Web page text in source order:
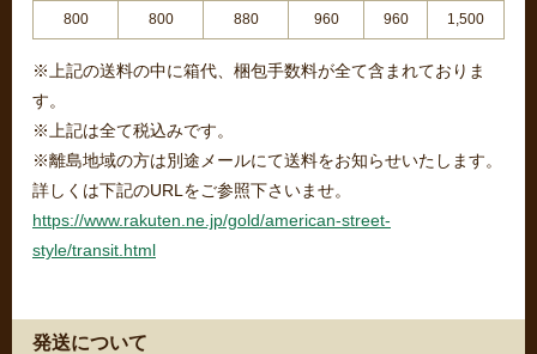
800 800 880 960 960 1,500
※上記の送料の中に箱代、梱包手数料が全て含まれておりま
す。
※上記は全て税込みです。
※離島地域の方は別途メールにて送料をお知らせいたします。
詳しくは下記のURLをご参照下さいませ。
https://www.rakuten.ne.jp/gold/american-street-
style/transit.html
発送について